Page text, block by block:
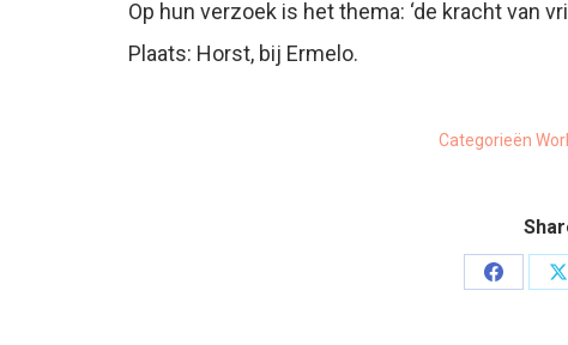
Op hun verzoek is het thema: ‘de kracht van
Plaats: Horst, bij Ermelo.
Categorieën
Share